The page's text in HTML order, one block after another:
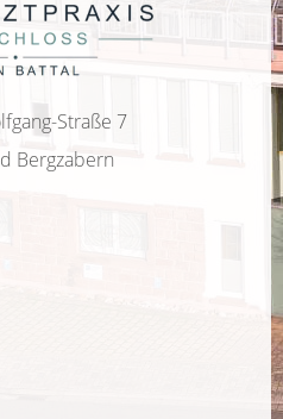
Straße 7
Bergzabern